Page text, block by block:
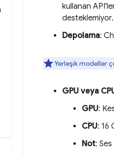
kullanan
desteklemiyor.
Depolama:
Yerleşik modeller
GPU veya
GPU:
CPU: 16
Not: